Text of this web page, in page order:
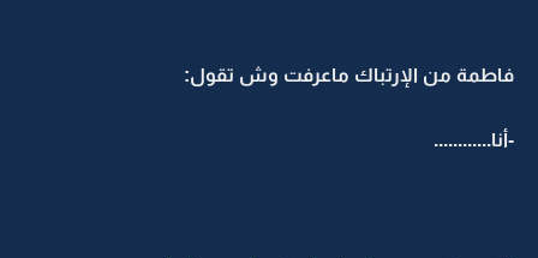
فاطمة من الإرتباك ماعرفت وش تقول:
-أنا............